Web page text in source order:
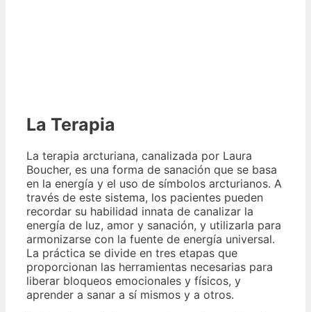
La Terapia
La terapia arcturiana, canalizada por Laura
Boucher, es una forma de sanación que se basa
en la energía y el uso de símbolos arcturianos. A
través de este sistema, los pacientes pueden
recordar su habilidad innata de canalizar la
energía de luz, amor y sanación, y utilizarla para
armonizarse con la fuente de energía universal.
La práctica se divide en tres etapas que
proporcionan las herramientas necesarias para
liberar bloqueos emocionales y físicos, y
aprender a sanar a sí mismos y a otros.